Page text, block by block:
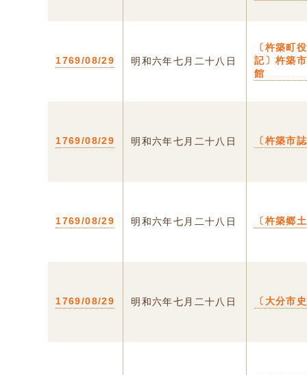
1769/08/29 明和六年七月二十八日
〔杵築町
記〕杵築
館
1769/08/29 明和六年七月二十八日 〔杵築市
1769/08/29 明和六年七月二十八日 〔杵築郷
1769/08/29 明和六年七月二十八日 〔大分市